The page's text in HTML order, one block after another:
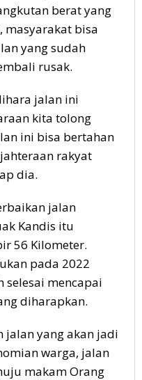
berat yang
masyarakat bisa
yang sudah
rusak.
jalan ini
kita tolong
ini bisa bertahan
rakyat
dia.
jalan
Kandis itu
56 Kilometer.
pada 2022
selesai mencapai
diharapkan.
jalan yang akan jadi
warga, jalan
makam Orang